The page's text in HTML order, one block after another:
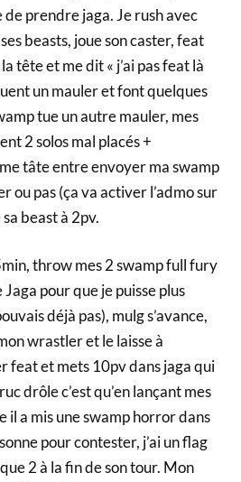
prendre jaga. Je rush avec
beasts, joue son caster, feat
tête et me dit « j’ai pas feat là
un mauler et font quelques
tue un autre mauler, mes
2 solos mal placés +
tâte entre envoyer ma swamp
ou pas (ça va activer l’admo sur
beast à 2pv.
throw mes 2 swamp full fury
pour que je puisse plus
déjà pas), mulg s’avance,
wrastler et le laisse à
feat et mets 10pv dans jaga qui
drôle c’est qu’en lançant mes
il a mis une swamp horror dans
pour contester, j’ai un flag
2 à la fin de son tour. Mon